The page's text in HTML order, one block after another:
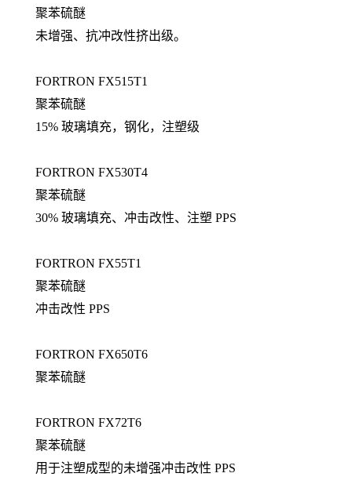
聚苯硫醚
未增强、抗冲改性挤出级。
FORTRON FX515T1
聚苯硫醚
15% 玻璃填充，钢化，注塑级
FORTRON FX530T4
聚苯硫醚
30% 玻璃填充、冲击改性、注塑 PPS
FORTRON FX55T1
聚苯硫醚
冲击改性 PPS
FORTRON FX650T6
聚苯硫醚
FORTRON FX72T6
聚苯硫醚
用于注塑成型的未增强冲击改性 PPS